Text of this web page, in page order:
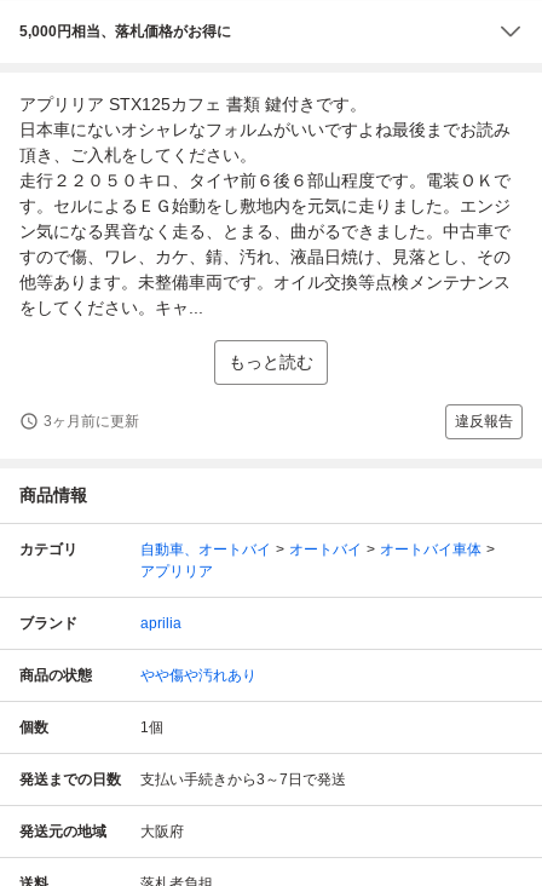
5,000円相当、落札価格がお得に
アプリリア STX125カフェ 書類 鍵付きです。
日本車にないオシャレなフォルムがいいですよね最後までお読み
頂き、ご入札をしてください。
走行２２０５０キロ、タイヤ前６後６部山程度です。電装ＯＫで
す。セルによるＥＧ始動をし敷地内を元気に走りました。エンジ
ン気になる異音なく走る、とまる、曲がるできました。中古車で
すので傷、ワレ、カケ、錆、汚れ、液晶日焼け、見落とし、その
他等あります。未整備車両です。オイル交換等点検メンテナンス
をしてください。キャ...
もっと読む
3ヶ月前に更新 違反報告
商品情報
カテゴリ 自動車、オートバイ オートバイ
オートバイ車体
アプリリア
ブランド aprilia
商品の状態 やや傷や汚れあり
個数 1個
発送までの日数 支払い手続きから3～7日で発送
発送元の地域 大阪府